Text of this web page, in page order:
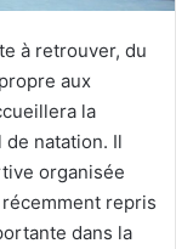
à retrouver, du
aux
la
natation. Il
organisée
récemment repris
dans la